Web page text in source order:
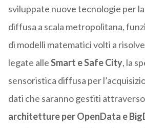
sviluppate nuove tecnologie per
diffusa a scala metropolitana,
di modelli matematici volti a
legate alleSmart e Safe City, la
sensoristica diffusa per
dati che saranno gestiti
architetture per OpenData e